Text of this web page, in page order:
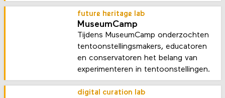
future heritage lab
MuseumCamp
Tijdens MuseumCamp onderzochten
tentoonstellingsmakers, educatoren
en conservatoren het belang van
experimenteren in tentoonstellingen.
digital curation lab